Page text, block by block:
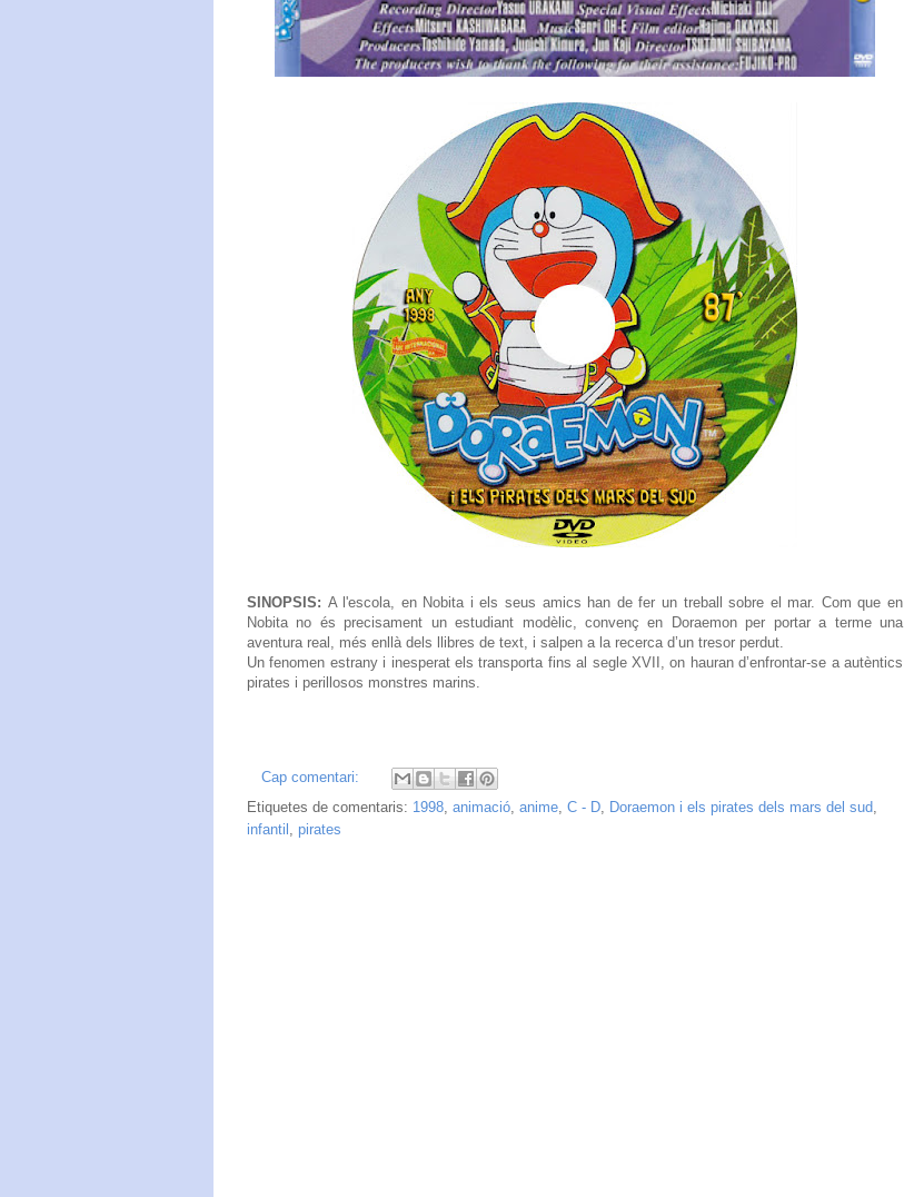
SINOPSIS: A l'escola, en Nobita i els seus amics han de fer un treball sobre el mar. Com que en
Nobita no és precisament un estudiant modèlic, convenç en Doraemon per portar a terme una
aventura real, més enllà dels llibres de text, i salpen a la recerca d’un tresor perdut.
Un fenomen estrany i inesperat els transporta fins al segle XVII, on hauran d’enfrontar-se a autèntics
pirates i perillosos monstres marins.
Cap comentari:
Etiquetes de comentaris: 1998, animació, anime, C - D, Doraemon i els pirates dels mars del sud,
infantil , pirates